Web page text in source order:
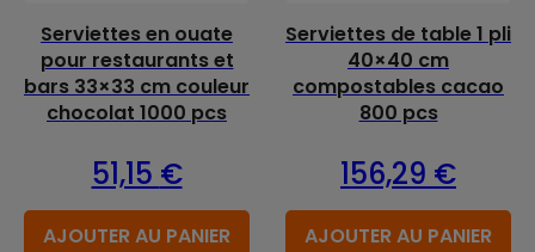
Serviettes en ouate
pour restaurants et
bars 33×33 cm couleur
chocolat 1000 pcs
51,15 €
AJOUTER AU PANIER
Serviettes de table 1 pli
40×40 cm
compostables cacao
800 pcs
156,29 €
AJOUTER AU PANIER